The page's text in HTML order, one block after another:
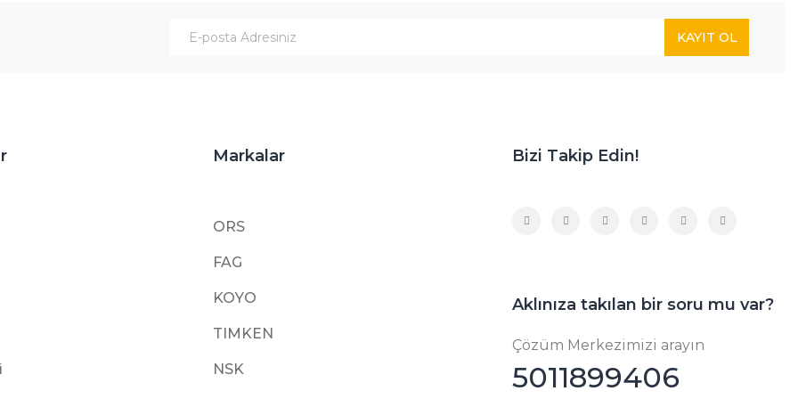
KAYIT OL
Markalar
ORS
FAG
KOYO
TIMKEN
NSK
Bizi Takip Edin!
Aklınıza takılan bir soru mu var?
Çözüm Merkezimizi arayın
5011899406